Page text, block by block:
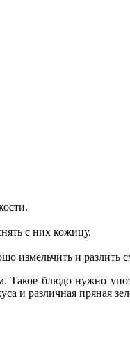
с них кожицу.
измельчить и разлить
блюдо нужно
и различная пряная